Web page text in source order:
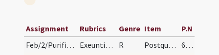
Assignment Rubrics Genre Item
P.N
Feb/2/Purificatio BMV/Candlemas/1
Exeuntibus de choro cantetur R Postquam
63 (29v)